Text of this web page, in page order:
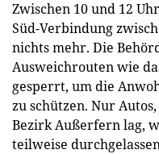
Zwischen 10 und 12
Süd-Verbindung
nichts mehr. Die
Ausweichrouten wie
gesperrt, um die
zu schützen. Nur
Bezirk Außerfern lag,
teilweise